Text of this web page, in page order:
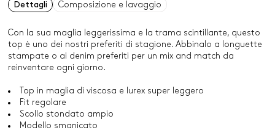
Dettagli
Composizione e lavaggio
Con la sua maglia leggerissima e la trama scintillante, questo
top è uno dei nostri preferiti di stagione. Abbinalo a longuette
stampate o ai denim preferiti per un mix and match da
reinventare ogni giorno.
Top in maglia di viscosa e lurex super leggero
Fit regolare
Scollo stondato ampio
Modello smanicato